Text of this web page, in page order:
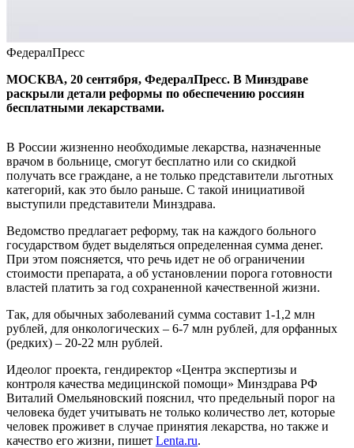
ФедералПресс
МОСКВА, 20 сентября, ФедералПресс. В Минздраве
раскрыли детали реформы по обеспечению россиян
бесплатными лекарствами.
В России жизненно необходимые лекарства, назначенные
врачом в больнице, смогут бесплатно или со скидкой
получать все граждане, а не только представители льготных
категорий, как это было раньше. С такой инициативой
выступили представители Минздрава.
Ведомство предлагает реформу, так на каждого больного
государством будет выделяться определенная сумма денег.
При этом поясняется, что речь идет не об ограничении
стоимости препарата, а об установлении порога готовности
властей платить за год сохраненной качественной жизни.
Так, для обычных заболеваний сумма составит 1-1,2 млн
рублей, для онкологических – 6-7 млн рублей, для орфанных
(редких) – 20-22 млн рублей.
Идеолог проекта, гендиректор «Центра экспертизы и
контроля качества медицинской помощи» Минздрава РФ
Виталий Омельяновский пояснил, что предельный порог на
человека будет учитывать не только количество лет, которые
человек проживет в случае принятия лекарства, но также и
качество его жизни, пишет Lenta.ru.